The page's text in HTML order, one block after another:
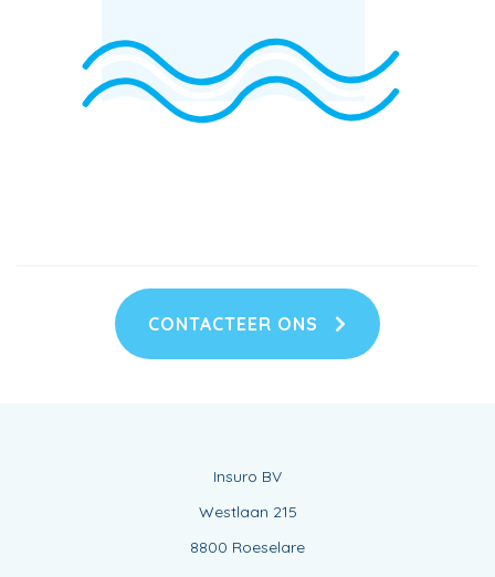
CONTACTEER ONS
Insuro BV
Westlaan 215
8800 Roeselare